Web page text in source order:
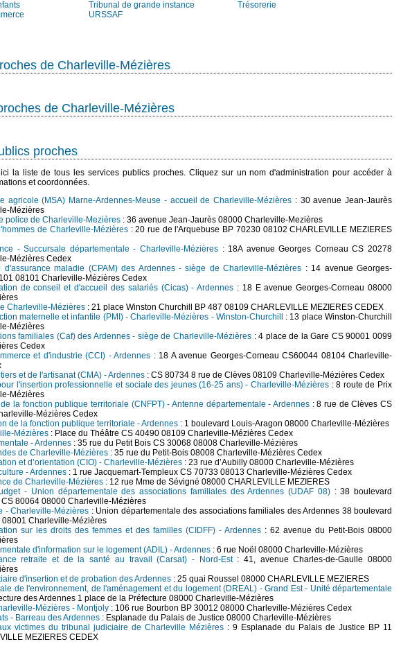
Tribunal de grande instance
Trésorerie
URSSAF
de Charleville-Mézières
de Charleville-Mézières
proches
la liste de tous les services publics proches. Cliquez sur un nom d'administration pour accéder à
et coordonnées.
agricole (MSA) Marne-Ardennes-Meuse - accueil de Charleville-Mézières : 30 avenue Jean-Jaurès
Mézières
police de Charleville-Mezières : 36 avenue Jean-Jaurès 08000 Charleville-Mezières
de Charleville-Mézières: 20 rue de l'Arquebuse BP 70230 08102 CHARLEVILLE MEZIERES
- Succursale départementale - Charleville-Mézières : 18A avenue Georges Corneau CS 20278
Mézières Cedex
d'assurance maladie (CPAM) des Ardennes - siège de Charleville-Mézières : 14 avenue Georges-
08101 Charleville-Mézières Cedex
de conseil et d'accueil des salariés (Cicas) - Ardennes : 18 E avenue Georges-Corneau 08000
Charleville-Mézières : 21 place Winston Churchill BP 487 08109 CHARLEVILLE MEZIERES CEDEX
maternelle et infantile (PMI) - Charleville-Mézières - Winston-Churchill
: 13 place Winston-Churchill
Mézières
familiales (Caf) des Ardennes - siège de Charleville-Mézières : 4 place de la Gare CS 90001 0099
Cedex
et d'industrie (CCI) - Ardennes : 18 A avenue Georges-Corneau CS60044 08104 Charleville-
et de l'artisanat (CMA) - Ardennes : CS 80734 8 rue de Clèves 08109 Charleville-Mézières Cedex
l'insertion professionnelle et sociale des jeunes (16-25 ans) - Charleville-Mézières : 8 route de Prix
Mézières
la fonction publique territoriale (CNFPT) - Antenne départementale - Ardennes : 8 rue de Clèves CS
Mézières Cedex
de la fonction publique territoriale - Ardennes : 1 boulevard Louis-Aragon 08000 Charleville-Mézières
Mézières : Place du Théâtre CS 40490 08109 Charleville-Mézières Cedex
- Ardennes : 35 rue du Petit Bois CS 30068 08008 Charleville-Mézières
de Charleville-Mézières : 35 rue du Petit-Bois 08008 Charleville-Mézières Cedex
et d’orientation (CIO) - Charleville-Mézières : 23 rue d’Aubilly 08000 Charleville-Mézières
- Ardennes : 1 rue Jacquemart-Templeux CS 70733 08013 Charleville-Mézières Cedex
de Charleville-Mézières : 12 rue Mme de Sévigné 08000 CHARLEVILLE MEZIERES
- Union départementale des associations familiales des Ardennes (UDAF 08): 38 boulevard
80064 08000 Charleville-Mézières
- Charleville-Mézières : Union départementale des associations familiales des Ardennes 38 boulevard
Charleville-Mézières
sur les droits des femmes et des familles (CIDFF) - Ardennes : 62 avenue du Petit-Bois 08000
d'information sur le logement (ADIL) - Ardennes : 6 rue Noël 08000 Charleville-Mézières
retraite et de la santé au travail (Carsat) - Nord-Est: 41, avenue Charles-de-Gaulle 08000
d'insertion et de probation des Ardennes : 25 quai Roussel 08000 CHARLEVILLE MEZIERES
de l'environnement, de l'aménagement et du logement (DREAL) - Grand Est - Unité départementale
des Ardennes 1 place de la Préfecture 08000 Charleville-Mézières
Mézières - Montjoly : 106 rue Bourbon BP 30012 08000 Charleville-Mézières Cedex
- Barreau des Ardennes : Esplanade du Palais de Justice 08000 Charleville-Mézières
victimes du tribunal judiciaire de Charleville Mézières : 9 Esplanade du Palais de Justice BP 11
MEZIERES CEDEX